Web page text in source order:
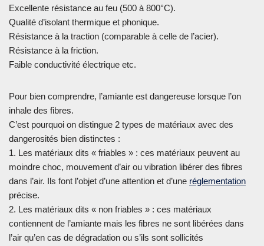
Excellente résistance au feu (500 à 800°C).
Qualité d’isolant thermique et phonique.
Résistance à la traction (comparable à celle de l’acier).
Résistance à la friction.
Faible conductivité électrique etc.
Pour bien comprendre, l’amiante est dangereuse lorsque l’on
inhale des fibres.
C’est pourquoi on distingue 2 types de matériaux avec des
dangerosités bien distinctes :
1. Les matériaux dits « friables » : ces matériaux peuvent au
moindre choc, mouvement d’air ou vibration libérer des fibres
dans l’air. Ils font l’objet d’une attention et d’une réglementation
précise.
2. Les matériaux dits « non friables » : ces matériaux
contiennent de l’amiante mais les fibres ne sont libérées dans
l’air qu’en cas de dégradation ou s’ils sont sollicités